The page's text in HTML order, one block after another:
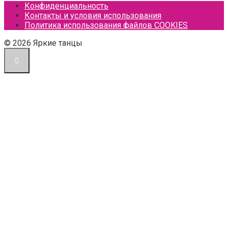
Конфиденциальность
Контакты и условия использования
Политика использования файлов COOKIES
© 2026 Яркие танцы